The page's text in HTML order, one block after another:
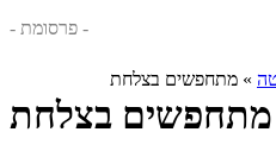
- פרסומת -
» מתחפשים בצלחת
מתחפשים בצלחת